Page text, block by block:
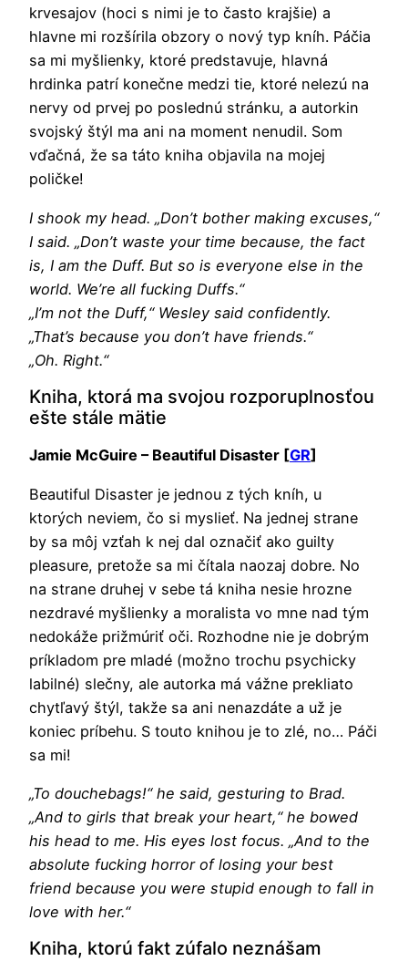
krvesajov (hoci s nimi je to často krajšie) a
hlavne mi rozšírila obzory o nový typ kníh. Páčia
sa mi myšlienky, ktoré predstavuje, hlavná
hrdinka patrí konečne medzi tie, ktoré nelezú na
nervy od prvej po poslednú stránku, a autorkin
svojský štýl ma ani na moment nenudil. Som
vďačná, že sa táto kniha objavila na mojej
poličke!
I shook my head. „Don’t bother making excuses,“
I said. „Don’t waste your time because, the fact
is, I am the Duff. But so is everyone else in the
world. We’re all fucking Duffs.“
„I’m not the Duff,“ Wesley said confidently.
„That’s because you don’t have friends.“
„Oh. Right.“
Kniha, ktorá ma svojou rozporuplnosťou
ešte stále mätie
Jamie McGuire – Beautiful Disaster [GR]
Beautiful Disaster je jednou z tých kníh, u
ktorých neviem, čo si myslieť. Na jednej strane
by sa môj vzťah k nej dal označiť ako guilty
pleasure, pretože sa mi čítala naozaj dobre. No
na strane druhej v sebe tá kniha nesie hrozne
nezdravé myšlienky a moralista vo mne nad tým
nedokáže prižmúriť oči. Rozhodne nie je dobrým
príkladom pre mladé (možno trochu psychicky
labilné) slečny, ale autorka má vážne prekliato
chytľavý štýl, takže sa ani nenazdáte a už je
koniec príbehu. S touto knihou je to zlé, no… Páči
sa mi!
„To douchebags!“ he said, gesturing to Brad.
„And to girls that break your heart,“ he bowed
his head to me. His eyes lost focus. „And to the
absolute fucking horror of losing your best
friend because you were stupid enough to fall in
love with her.“
Kniha, ktorú fakt zúfalo neznášam